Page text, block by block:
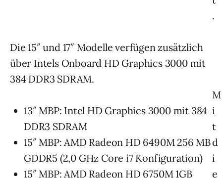
.
Die 15″ und 17″ Modelle verfügen zusätzlich
über Intels Onboard HD Graphics 3000 mit
384 DDR3 SDRAM.
13″ MBP: Intel HD Graphics 3000 mit 384
DDR3 SDRAM
15″ MBP: AMD Radeon HD 6490M 256 MB
GDDR5 (2,0 GHz Core i7 Konfiguration)
15″ MBP: AMD Radeon HD 6750M 1GB
M
i
t
d
i
e